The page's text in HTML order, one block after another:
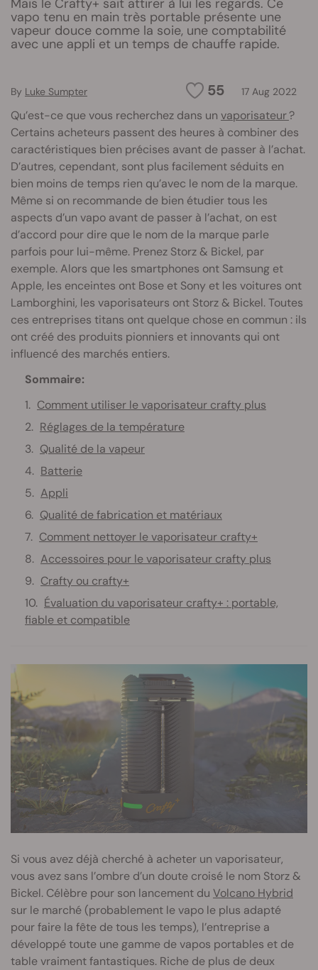
vapo tenu en main très portable présente une
vapeur douce comme la soie, une comptabilité
avec une appli et un temps de chauffe rapide.
55 17 Aug 2022
By Luke Sumpter
Qu’est-ce que vous recherchez dans un vaporisateur?
Certains acheteurs passent des heures à combiner des
caractéristiques bien précises avant de passer à l’achat.
D’autres, cependant, sont plus facilement séduits en
bien moins de temps rien qu’avec le nom de la marque.
Même si on recommande de bien étudier tous les
aspects d’un vapo avant de passer à l’achat, on est
d’accord pour dire que le nom de la marque parle
parfois pour lui-même. Prenez Storz & Bickel, par
exemple. Alors que les smartphones ont Samsung et
Apple, les enceintes ont Bose et Sony et les voitures ont
Lamborghini, les vaporisateurs ont Storz & Bickel. Toutes
ces entreprises titans ont quelque chose en commun : ils
ont créé des produits pionniers et innovants qui ont
influencé des marchés entiers.
Sommaire:
Comment utiliser le vaporisateur crafty plus
Réglages de la température
Qualité de la vapeur
Batterie
Appli
Qualité de fabrication et matériaux
Comment nettoyer le vaporisateur crafty+
Accessoires pour le vaporisateur crafty plus
Crafty ou crafty+
Évaluation du vaporisateur crafty+ : portable,
fiable et compatible
Si vous avez déjà cherché à acheter un vaporisateur,
vous avez sans l’ombre d’un doute croisé le nom Storz &
Bickel. Célèbre pour son lancement du Volcano Hybrid
sur le marché (probablement le vapo le plus adapté
pour faire la fête de tous les temps), l’entreprise a
développé toute une gamme de vapos portables et de
table vraiment fantastiques. Riche de plus de deux